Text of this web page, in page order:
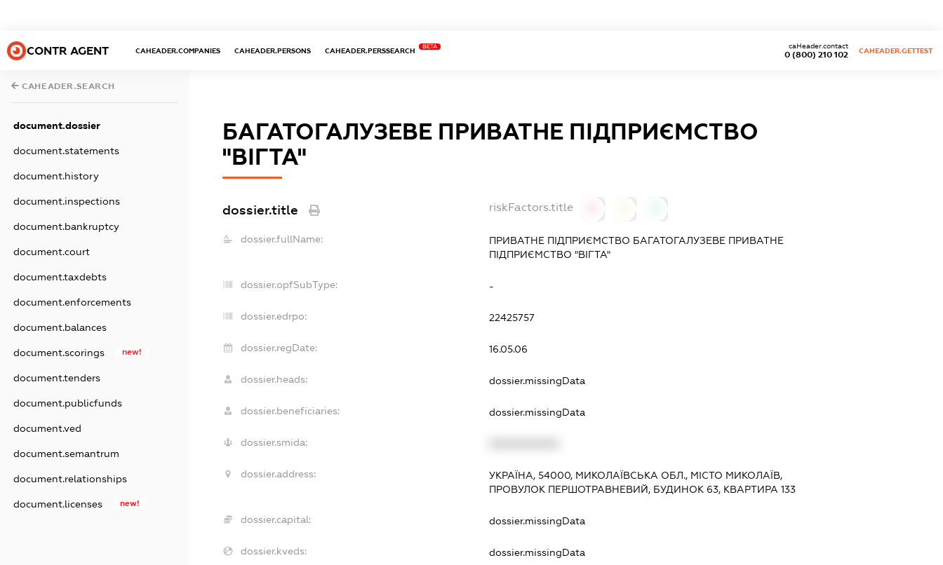
CONTR AGENT CAHEADER.COMPANIES CAHEADER.PERSONS CAHEADER.PERSSEARCH
BETA
0 (800) 210 102
caHeader.contact
CAHEADER.GETTEST
CAHEADER.SEARCH
document.dossier
document.statements
document.history
document.inspections
document.bankruptcy
document.court
document.taxdebts
document.enforcements
document.balances
document.scorings new!
document.tenders
document.publicfunds
document.ved
document.semantrum
document.relationships
document.licenses new!
БАГАТОГАЛУЗЕВЕ ПРИВАТНЕ ПІДПРИЄМСТВО
"ВІГТА"
dossier.title riskFactors.title
dossier.fullName:
ПРИВАТНЕ ПІДПРИЄМСТВО БАГАТОГАЛУЗЕВЕ ПРИВАТНЕ
ПІДПРИЄМСТВО "ВІГТА"
dossier.opfSubType: -
dossier.edrpo: 22425757
dossier.regDate: 16.05.06
dossier.heads: dossier.missingData
dossier.beneficiaries: dossier.missingData
dossier.smida:
dossier.address:
УКРАЇНА, 54000, МИКОЛАЇВСЬКА ОБЛ., МІСТО МИКОЛАЇВ,
ПРОВУЛОК ПЕРШОТРАВНЕВИЙ, БУДИНОК 63, КВАРТИРА 133
dossier.capital: dossier.missingData
dossier.kveds: dossier.missingData